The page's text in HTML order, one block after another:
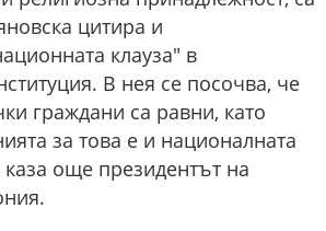
цитира и
клауза" в
В нея се посочва, че
граждани са равни, като
за това е и националната
още президентът на